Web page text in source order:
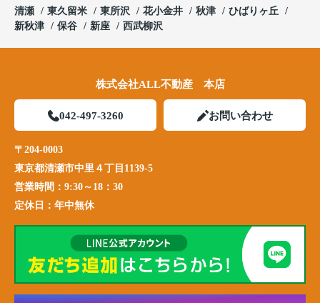
清瀬
東久留米 東所沢 花小金井 秋津
ひばりヶ丘
新秋津
保谷 新座 西武柳沢
株式会社ALL不動産 本店
042-497-3260 お問い合わせ
〒204-0003
東京都清瀬市中里４丁目1139-5
営業時間： 9:30～18：30
定休日： 年中無休